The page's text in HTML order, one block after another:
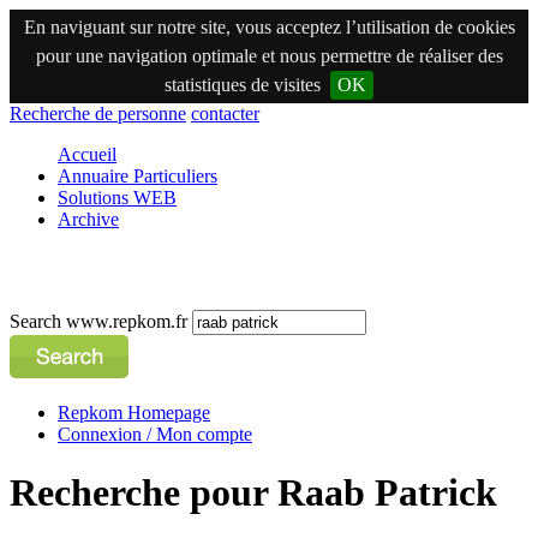
En naviguant sur notre site, vous acceptez l’utilisation de cookies
pour une navigation optimale et nous permettre de réaliser des
statistiques de visites
OK
Recherche de personne contacter
Accueil
Annuaire Particuliers
Solutions WEB
Archive
Search www.repkom.fr
Repkom Homepage
Connexion / Mon compte
Recherche pour Raab Patrick